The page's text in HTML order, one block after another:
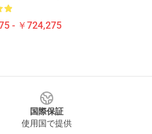
- ￥724,275
国際保証
使用国で提供